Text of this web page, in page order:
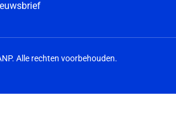
Alle rechten voorbehouden.